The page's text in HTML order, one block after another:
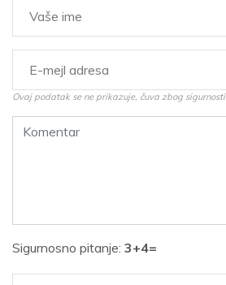
Ovaj podatak se ne prikazuje, čuva zbog sigurnosti
Sigurnosno pitanje: 3+4=